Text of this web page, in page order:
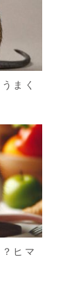
まく
ヒマ